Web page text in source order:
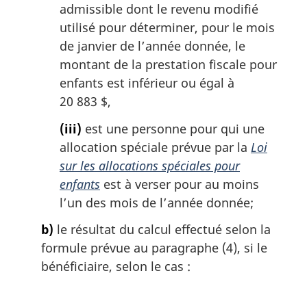
admissible dont le revenu modifié
utilisé pour déterminer, pour le mois
de janvier de l’année donnée, le
montant de la prestation fiscale pour
enfants est inférieur ou égal à
20 883 $,
(iii) est une personne pour qui une
allocation spéciale prévue par la Loi
sur les allocations spéciales pour
enfants est à verser pour au moins
l’un des mois de l’année donnée;
b) le résultat du calcul effectué selon la
formule prévue au paragraphe (4), si le
bénéficiaire, selon le cas :